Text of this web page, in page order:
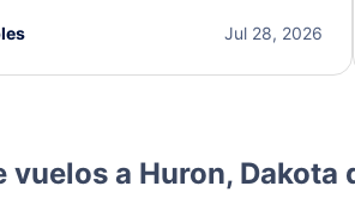
Jul 28, 2026
vuelos a Huron, Dakota